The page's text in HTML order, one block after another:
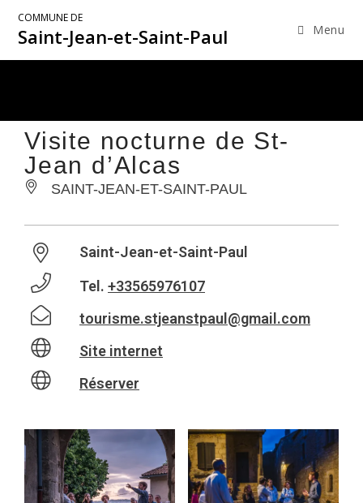
COMMUNE DE
Saint-Jean-et-Saint-Paul Menu
Visite nocturne de St-
Jean d’Alcas
SAINT-JEAN-ET-SAINT-PAUL
Saint-Jean-et-Saint-Paul
Tel. +33565976107
tourisme.stjeanstpaul@gmail.com
Site internet
Réserver